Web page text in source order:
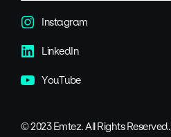
Instagram
LinkedIn
YouTube
© 2023 Emtez. All Rights Reserved.